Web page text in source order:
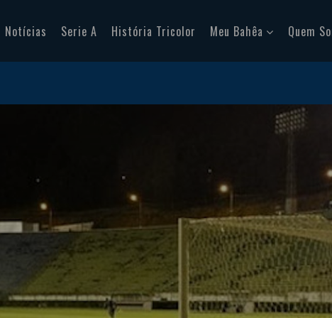
Notícias Serie A História Tricolor Meu Bahêa Quem